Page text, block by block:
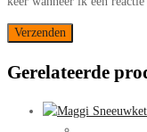
Gerelateerde